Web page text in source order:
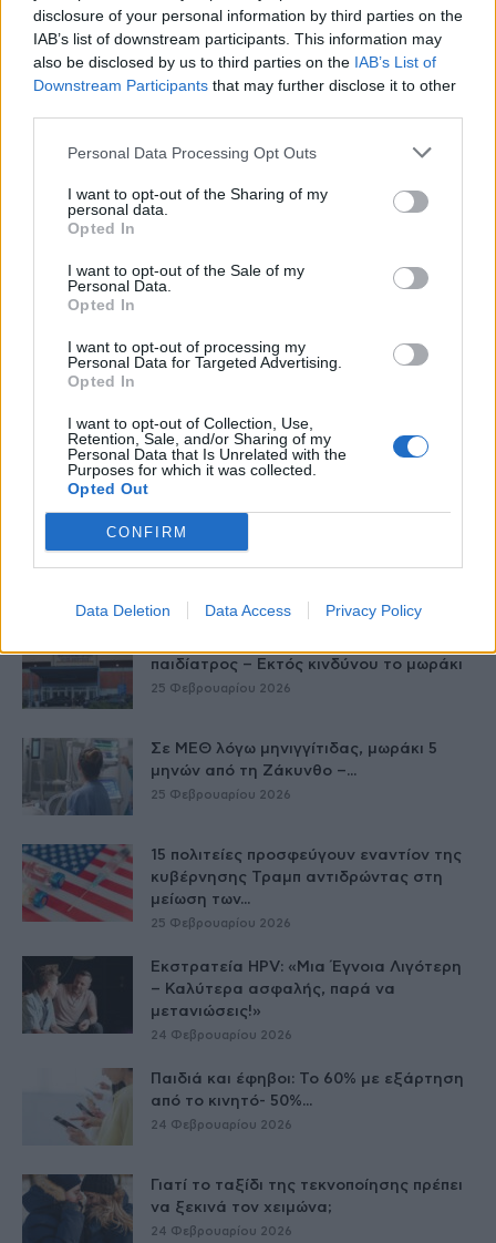
disclosure of your personal information by third parties on the
IAB’s list of downstream participants. This information may
also be disclosed by us to third parties on the IAB’s List of
Downstream Participants that may further disclose it to other
Personal Data Processing Opt Outs
I want to opt-out of the Sharing of my
personal data.
Opted In
I want to opt-out of the Sale of my
Personal Data.
Opted In
I want to opt-out of processing my
Personal Data for Targeted Advertising.
Opted In
I want to opt-out of Collection, Use,
Retention, Sale, and/or Sharing of my
Personal Data that Is Unrelated with the
Purposes for which it was collected.
Opted Out
CONFIRM
Data Deletion Data Access Privacy Policy
Δείτε Ακόμη
εντοπίστηκε σε βρέφος από βρεφικό
γάλα...
Όταν οι έφηβοι καπνίζουν – Η
Αλεξάνδρα Καππάτου συμβουλεύει
26 Φεβρουαρίου 2026
Έρευνα: «Το Χαμόγελο του Παιδιού»
παιδίατρος – Εκτός κινδύνου το μωράκι
25 Φεβρουαρίου 2026
Σε ΜΕΘ λόγω μηνιγγίτιδας, μωράκι 5
μηνών από τη Ζάκυνθο –...
25 Φεβρουαρίου 2026
15 πολιτείες προσφεύγουν εναντίον της
κυβέρνησης Τραμπ αντιδρώντας στη
μείωση των...
25 Φεβρουαρίου 2026
Εκστρατεία HPV: «Μια Έγνοια Λιγότερη
– Καλύτερα ασφαλής, παρά να
μετανιώσεις!»
24 Φεβρουαρίου 2026
Παιδιά και έφηβοι: Το 60% με εξάρτηση
από το κινητό- 50%...
24 Φεβρουαρίου 2026
Γιατί το ταξίδι της τεκνοποίησης πρέπει
να ξεκινά τον χειμώνα;
24 Φεβρουαρίου 2026